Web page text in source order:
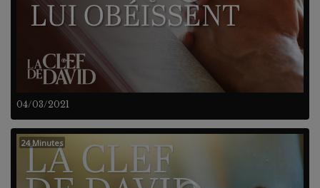
04/03/2021
24 Minutes